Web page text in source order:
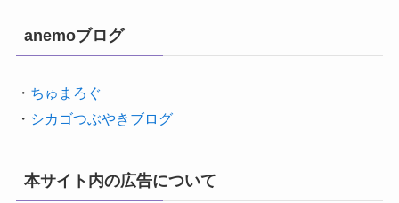
anemoブログ
・ ちゅまろぐ
・ シカゴつぶやきブログ
本サイト内の広告について